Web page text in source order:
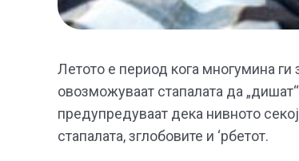
Летото е период кога многумина
овозможуваат стапалата да
предупредуваат дека нивното
стапалата, зглобовите и ‘рбетот.